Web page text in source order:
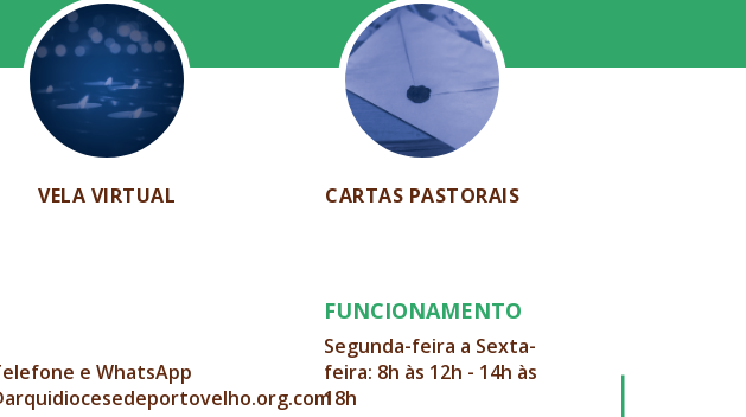
VELA VIRTUAL CARTAS PASTORAIS
e WhatsApp
FUNCIONAMENTO
Segunda-feira a Sexta-
feira: 8h às 12h - 14h às
18h